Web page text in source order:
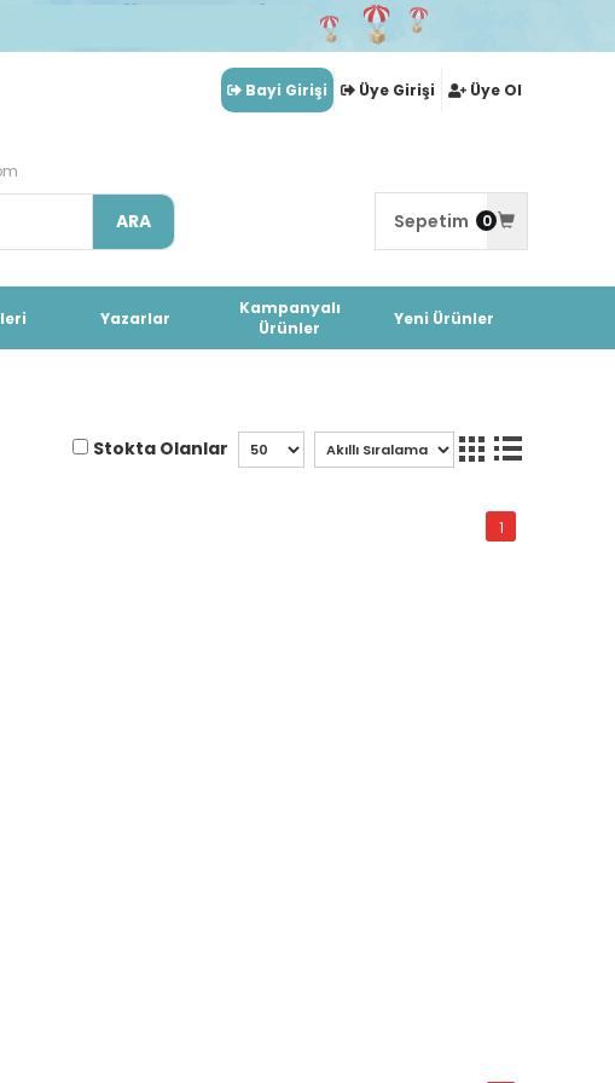
Bayi Girişi Üye Girişi Üye Ol
ARA Sepetim 0
Yazarlar
Kampanyalı
Ürünler
Yeni Ürünler
Stokta Olanlar
1